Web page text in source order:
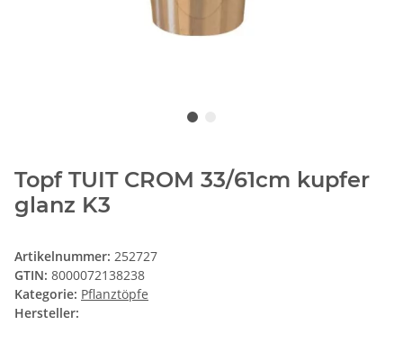
Topf TUIT CROM 33/61cm kupfer
glanz K3
Artikelnummer: 252727
GTIN: 8000072138238
Kategorie: Pflanztöpfe
Hersteller: